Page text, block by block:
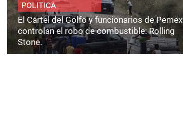
POLITICA
El Cártel del Golfo y funcionarios de Pemex
controlan el robo de combustible: Rolling
Stone.